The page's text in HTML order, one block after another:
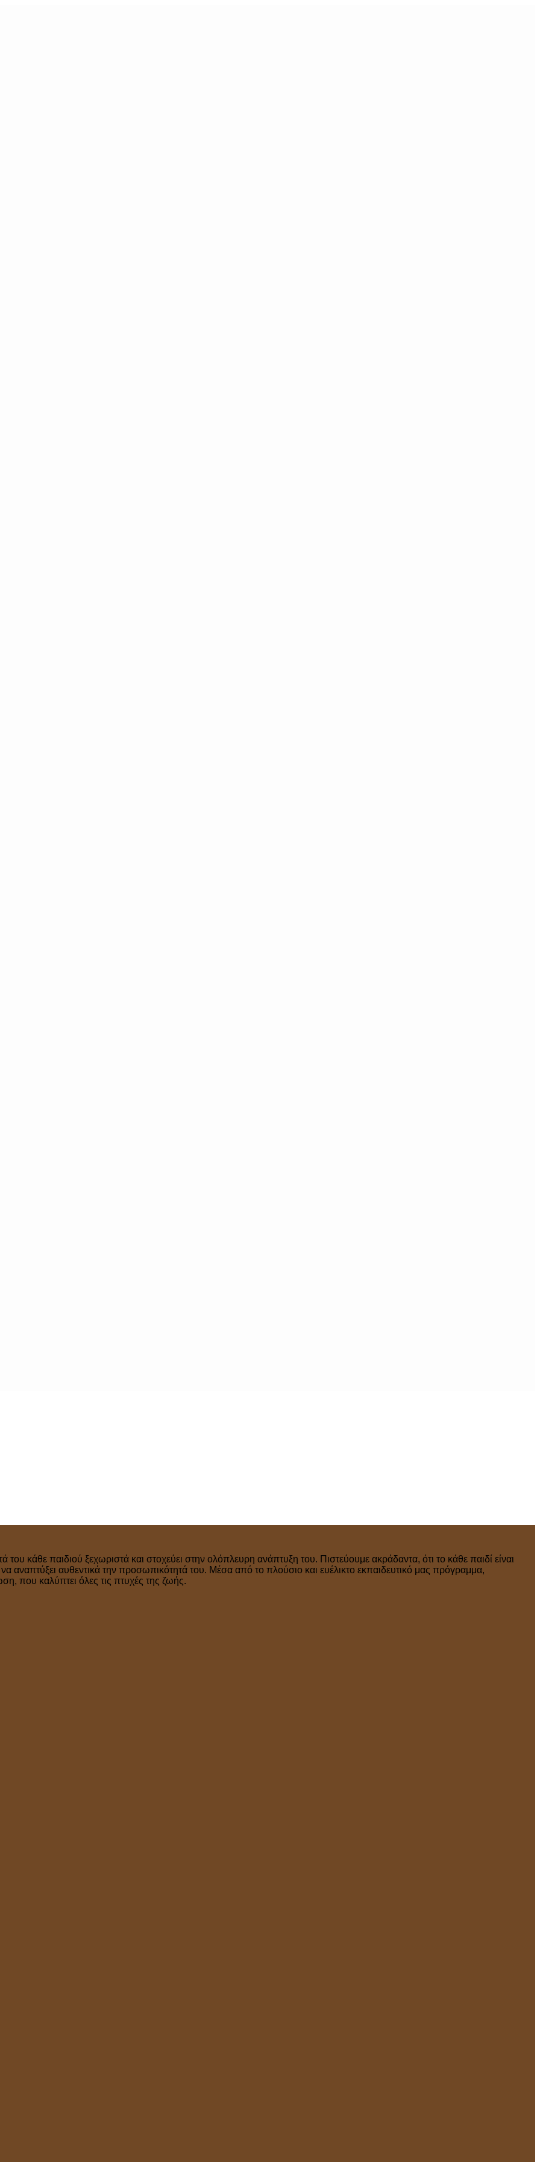
του κάθε παιδιού ξεχωριστά και στοχεύει στην ολόπλευρη ανάπτυξη του. Πιστεύουμε ακράδαντα, ότι το κάθε παιδί είναι
αναπτύξει αυθεντικά την προσωπικότητά του. Μέσα από το πλούσιο και ευέλικτο εκπαιδευτικό μας πρόγραμμα,
που καλύπτει όλες τις πτυχές της ζωής.